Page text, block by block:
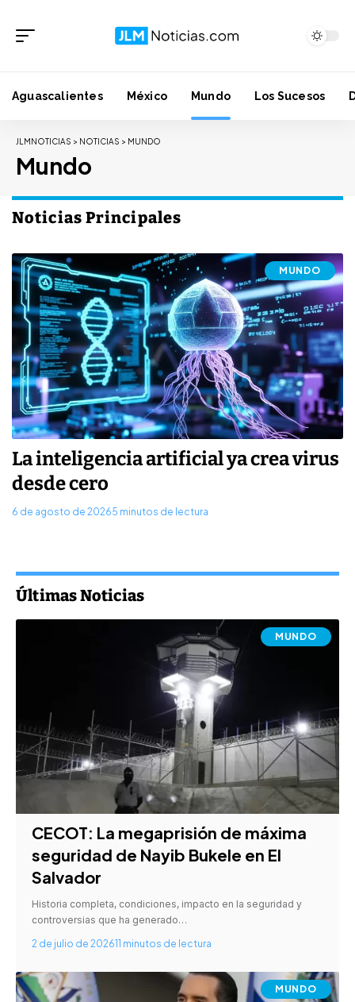
Aguascalientes México Mundo Los Sucesos
JLMNOTICIAS > NOTICIAS > MUNDO
Mundo
Noticias Principales
MUNDO
La inteligencia artificial ya crea virus
desde cero
6 de agosto de 20265 minutos de lectura
Últimas Noticias
MUNDO
CECOT: La megaprisión de máxima
seguridad de Nayib Bukele en El
Salvador
Historia completa, condiciones, impacto en la seguridad y
controversias que ha generado…
2 de julio de 202611 minutos de lectura
MUNDO